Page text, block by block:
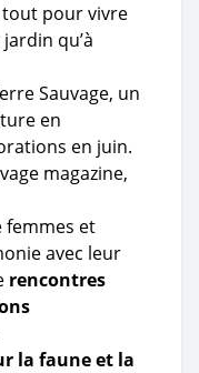
pour vivre
qu’à
Sauvage, un
en
en juin.
magazine,
femmes et
avec leur
rencontres
la faune et la